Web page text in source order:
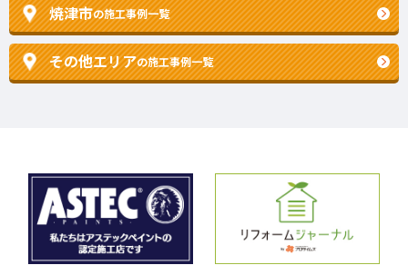
焼津市の施工事例一覧
その他エリアの施工事例一覧